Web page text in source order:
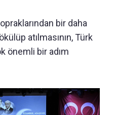
bir daha
atılmasının, Türk
önemli bir adım